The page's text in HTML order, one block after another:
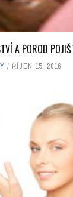
A POROD
ŘÍJEN 15, 2016